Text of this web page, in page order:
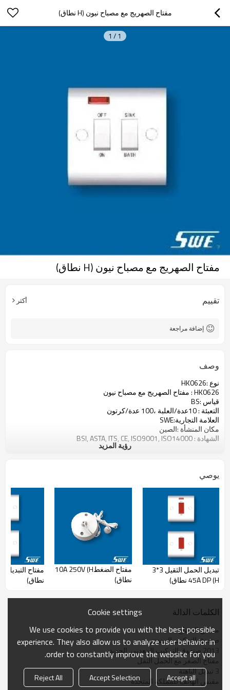
مفتاح الصهريج مع مصباح نيون (H نطاق)
1
/
1
مفتاح الصهريج مع مصباح نيون (H نطاق)
تقييم أكثر
إضافة مراجعة
وصف
نوع :HK0626
HK0626 : مفتاح الصهريج مع مصباح نيون
قياس :BS
التعبئة : 10عدة/العلبة ،100 عدة/كرتون
العلامة التجارية:SWE
مكان المنشأة :الصين
الشهادة : BSI, ASTA, ITS, CE, ISO9001, ISO14000
رؤية المزيد
يوصي
تبديل الحمل الثقيل 3*3
45A DP (H نطاق)
مفتاح الضغط10A 250V (H
نطاق)
نطاق)
الكلمات الدالة
مقبس المفتاح
صندوق التركيب المعدني
2013 صندوق التركيب المعدني  الجديد
مفتاح الصغر مع الحمل الثقل
3 تبديل الباهتة
مقبس الهاتف للمملكة المتحدة
Cookie settings
We use cookies to provide you with the best possible
experience. They also allow us to analyze user behavior in
order to constantly improve the website for you.
Accept all
Accept Selection
Reject All